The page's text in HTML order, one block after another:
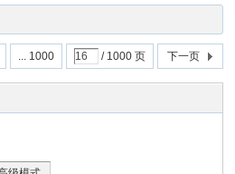
... 1000 / 1000 页 下一页